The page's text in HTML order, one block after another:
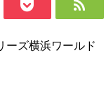
ーズ横浜ワールド